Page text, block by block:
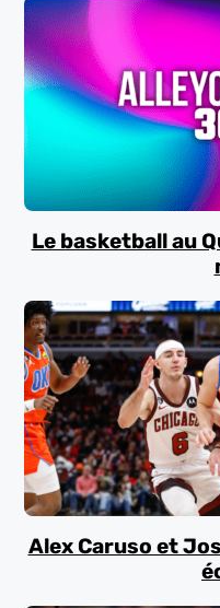
Le basketball au
Alex Caruso et